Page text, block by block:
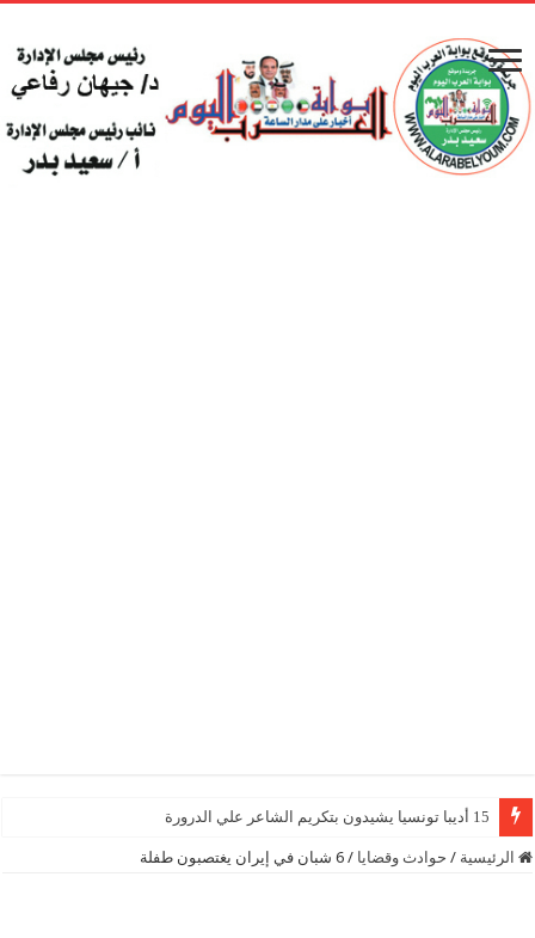
15 أديبا تونسيا يشيدون بتكريم الشاعر علي الدرورة
الرئيسية / حوادث وقضايا / 6 شبان في إيران يغتصبون طفلة